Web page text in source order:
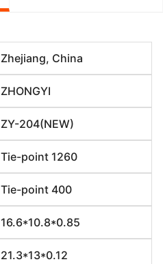
Zhejiang, China
ZHONGYI
ZY-204(NEW)
Tie-point 1260
Tie-point 400
16.6*10.8*0.85
21.3*13*0.12